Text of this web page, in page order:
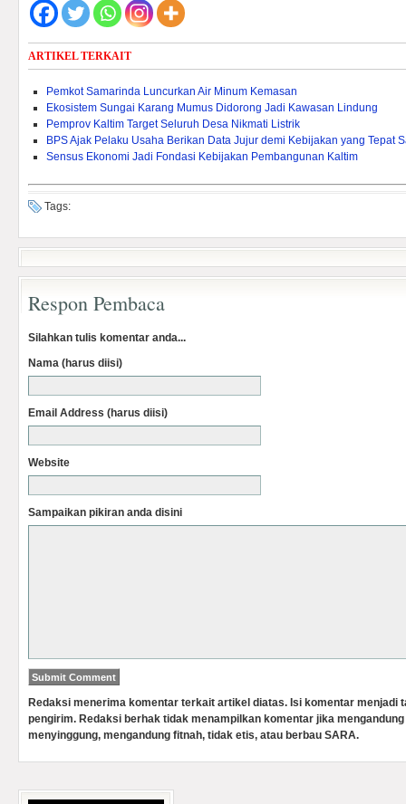
ARTIKEL TERKAIT
Pemkot Samarinda Luncurkan Air Minum Kemasan
Ekosistem Sungai Karang Mumus Didorong Jadi Kawasan Lindung
Pemprov Kaltim Target Seluruh Desa Nikmati Listrik
BPS Ajak Pelaku Usaha Berikan Data Jujur demi Kebijakan yang Tepat
Sensus Ekonomi Jadi Fondasi Kebijakan Pembangunan Kaltim
Tags:
Respon Pembaca
Silahkan tulis komentar anda...
Nama (harus diisi)
Email Address (harus diisi)
Website
Sampaikan pikiran anda disini
Redaksi menerima komentar terkait artikel diatas. Isi komentar menjadi
pengirim. Redaksi berhak tidak menampilkan komentar jika
menyinggung, mengandung fitnah, tidak etis, atau berbau SARA.